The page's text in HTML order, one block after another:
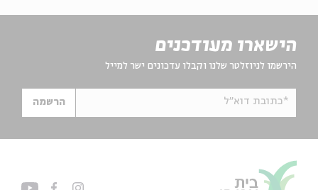
הישארו מעודכנים
הירשמו לניוזלטר שלנו וקבלו עדכונים ישר למייל
*כתובת דוא"ל הרשמה